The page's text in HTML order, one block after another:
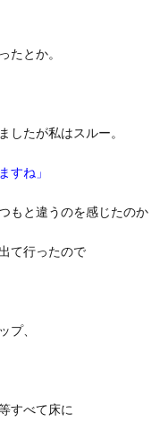
たとか。
したが私はスルー。
すね」
もと違うのを感じたのか
て行ったので
プ、
すべて床に